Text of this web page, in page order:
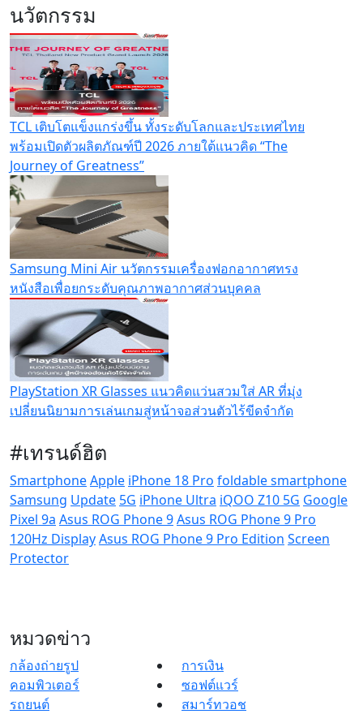
นวัตกรรม
TCL เติบโตแข็งแกร่งขึ้น ทั้งระดับโลกและประเทศไทย
พร้อมเปิดตัวผลิตภัณฑ์ปี 2026 ภายใต้แนวคิด “The
Journey of Greatness”
Samsung Mini Air นวัตกรรมเครื่องฟอกอากาศทรง
หนังสือเพื่อยกระดับคุณภาพอากาศส่วนบุคคล
PlayStation XR Glasses แนวคิดแว่นสวมใส่ AR ที่มุ่ง
เปลี่ยนนิยามการเล่นเกมสู่หน้าจอส่วนตัวไร้ขีดจำกัด
#เทรนด์ฮิต
SmartphoneApple iPhone 18 Pro foldable smartphone
Samsung Update 5G iPhone Ultra iQOO Z10 5G Google
Pixel 9a Asus ROG Phone 9Asus ROG Phone 9 Pro
120Hz DisplayAsus ROG Phone 9 Pro Edition Screen
Protector
หมวดข่าว
กล้องถ่ายรูป
การเงิน
คอมพิวเตอร์
ซอฟต์แวร์
รถยนต์
สมาร์ทวอช